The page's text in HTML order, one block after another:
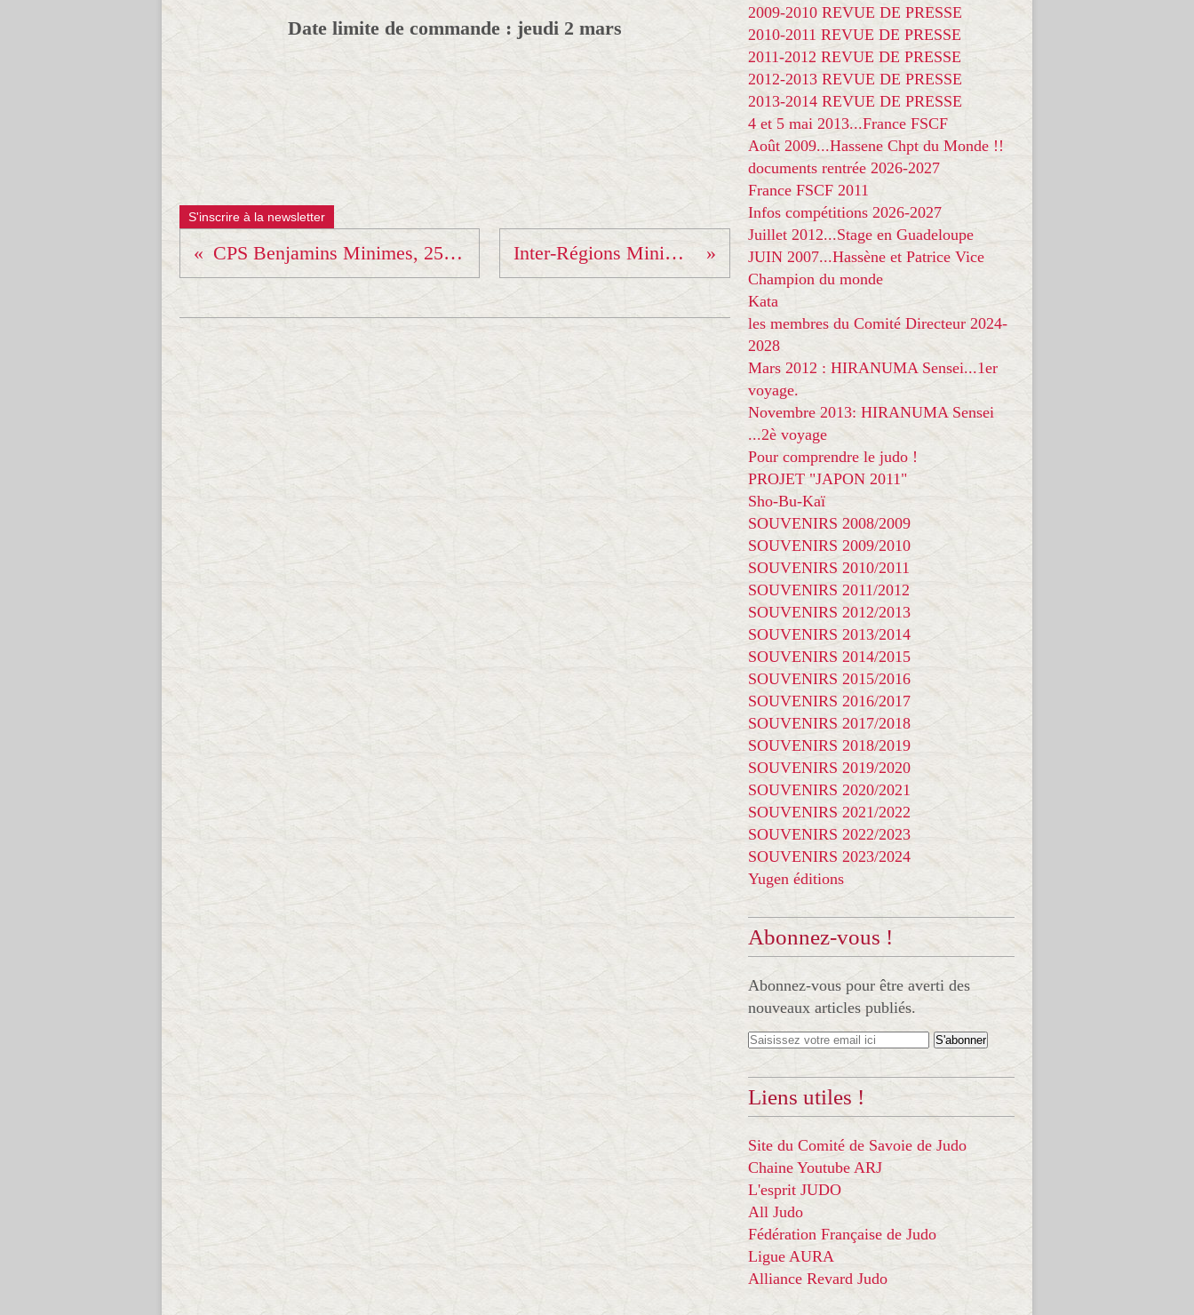
Date limite de commande : jeudi 2 mars
S'inscrire à la newsletter
CPS Benjamins Minimes, 25 février, Aix les Bains Inter-Régions Minimes à Montélimar
2009-2010 REVUE DE PRESSE
2010-2011 REVUE DE PRESSE
2011-2012 REVUE DE PRESSE
2012-2013 REVUE DE PRESSE
2013-2014 REVUE DE PRESSE
4 et 5 mai 2013...France FSCF
Août 2009...Hassene Chpt du Monde !!
documents rentrée 2026-2027
France FSCF 2011
Infos compétitions 2026-2027
Juillet 2012...Stage en Guadeloupe
JUIN 2007...Hassène et Patrice Vice
Champion du monde
Kata
les membres du Comité Directeur 2024-
2028
Mars 2012 : HIRANUMA Sensei...1er
voyage.
Novembre 2013: HIRANUMA Sensei
...2è voyage
Pour comprendre le judo !
PROJET "JAPON 2011"
Sho-Bu-Kaï
SOUVENIRS 2008/2009
SOUVENIRS 2009/2010
SOUVENIRS 2010/2011
SOUVENIRS 2011/2012
SOUVENIRS 2012/2013
SOUVENIRS 2013/2014
SOUVENIRS 2014/2015
SOUVENIRS 2015/2016
SOUVENIRS 2016/2017
SOUVENIRS 2017/2018
SOUVENIRS 2018/2019
SOUVENIRS 2019/2020
SOUVENIRS 2020/2021
SOUVENIRS 2021/2022
SOUVENIRS 2022/2023
SOUVENIRS 2023/2024
Yugen éditions
Abonnez-vous !
Abonnez-vous pour être averti des
nouveaux articles publiés.
Liens utiles !
Site du Comité de Savoie de Judo
Chaine Youtube ARJ
L'esprit JUDO
All Judo
Fédération Française de Judo
Ligue AURA
Alliance Revard Judo